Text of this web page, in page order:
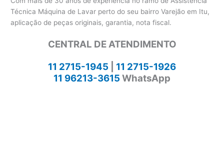
Técnica Máquina de Lavar perto do seu bairro Varejão em Itu,
aplicação de peças originais, garantia, nota fiscal.
CENTRAL DE ATENDIMENTO
11 2715-1945
11 2715-1926
11 96213-3615 WhatsApp